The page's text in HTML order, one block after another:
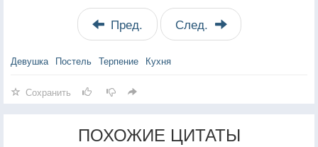
Пред. След.
Девушка Постель Терпение Кухня
Сохранить
ПОХОЖИЕ ЦИТАТЫ